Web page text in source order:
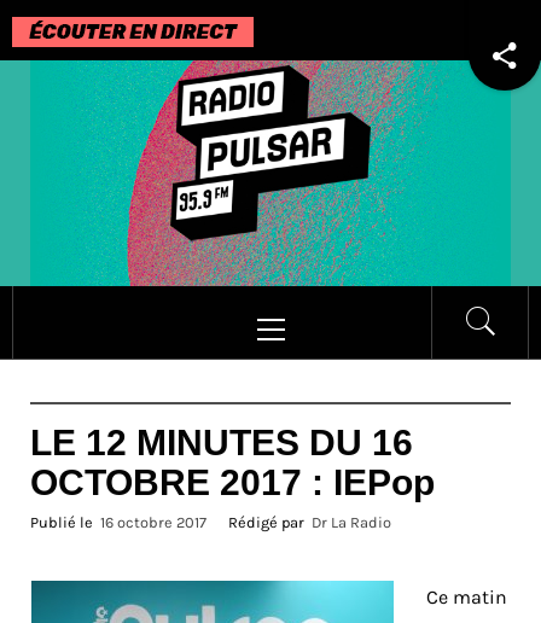
Passer
au
contenu
principal
LE 12 MINUTES DU 16
OCTOBRE 2017 : IEPop
Publié le 16 octobre 2017 Rédigé par Dr La Radio
Ce matin